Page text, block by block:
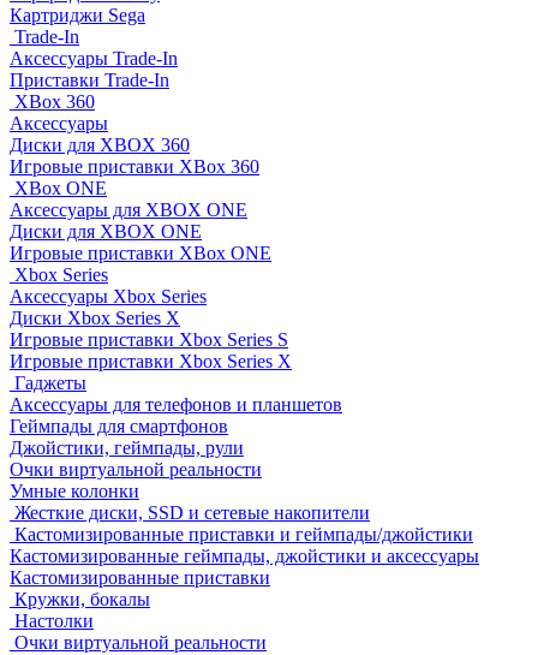
Картриджи Sega
Trade-In
Аксессуары Trade-In
Приставки Trade-In
XBox 360
Аксессуары
Диски для XBOX 360
Игровые приставки XBox 360
XBox ONE
Аксессуары для XBOX ONE
Диски для XBOX ONE
Игровые приставки XBox ONE
Xbox Series
Аксессуары Xbox Series
Диски Xbox Series X
Игровые приставки Xbox Series S
Игровые приставки Xbox Series X
Гаджеты
Аксессуары для телефонов и планшетов
Геймпады для смартфонов
Джойстики, геймпады, рули
Очки виртуальной реальности
Умные колонки
Жесткие диски, SSD и сетевые накопители
Кастомизированные приставки и геймпады/джойстики
Кастомизированные геймпады, джойстики и аксессуары
Кастомизированные приставки
Кружки, бокалы
Настолки
Очки виртуальной реальности